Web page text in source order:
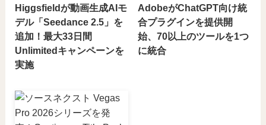
Higgsfieldが動画生成AIモ
デル「Seedance 2.5」を
追加！最大33日間
Unlimitedキャンペーンを
実施
AdobeがChatGPT向け統
合プラグインを提供開
始、70以上のツールを1つ
に統合